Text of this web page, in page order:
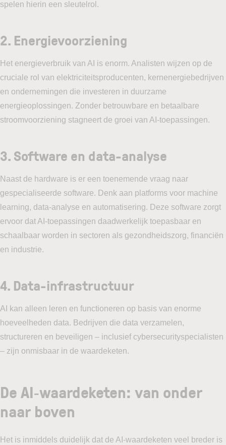
spelen hierin een sleutelrol.
2. Energievoorziening
Het energieverbruik van AI is enorm. Analisten wijzen op de
cruciale rol van elektriciteitsproducenten, kernenergiebedrijven
en ondernemingen die investeren in duurzame
energieoplossingen. Zonder betrouwbare en betaalbare
stroomvoorziening stagneert de groei van AI-toepassingen.
3. Software en data-analyse
Naast de hardware is er een toenemende vraag naar
gespecialiseerde software. Denk aan platforms voor machine
learning, data-analyse en automatisering. Deze software zorgt
ervoor dat AI-toepassingen daadwerkelijk toepasbaar en
schaalbaar worden in sectoren als gezondheidszorg, financiën
en industrie.
4. Data-infrastructuur
AI kan alleen leren en functioneren op basis van enorme
hoeveelheden data. Bedrijven die data verzamelen,
structureren en beveiligen – inclusief cybersecurityspecialisten
– zijn onmisbaar in de waardeketen.
De AI‑waardeketen: van onder
naar boven
Het is inmiddels duidelijk dat de AI-waardeketen veel breder is